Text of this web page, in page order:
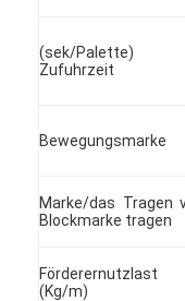
(sek/Palette)
Zufuhrzeit
Bewegungsmarke
Marke/das Tragen
Blockmarke tragen
Förderernutzlast
(Kg/m)